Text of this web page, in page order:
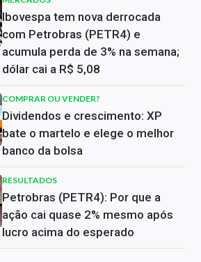
Ibovespa tem nova derrocada
com Petrobras (PETR4) e
acumula perda de 3% na semana;
dólar cai a R$ 5,08
COMPRAR OU VENDER?
Dividendos e crescimento: XP
bate o martelo e elege o melhor
banco da bolsa
RESULTADOS
Petrobras (PETR4): Por que a
ação cai quase 2% mesmo após
lucro acima do esperado